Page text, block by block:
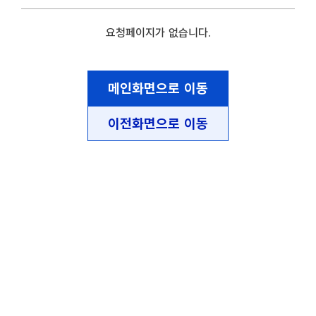
요청페이지가 없습니다.
메인화면으로 이동
이전화면으로 이동